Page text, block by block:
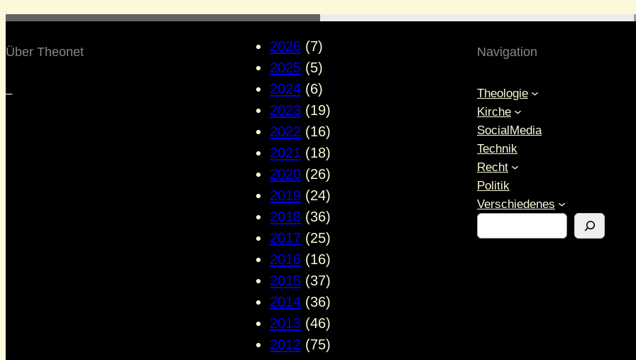
Über Theonet
–
2026 (7)
2025 (5)
2024 (6)
2023 (19)
2022 (16)
2021 (18)
2020 (26)
2019 (24)
2018 (36)
2017 (25)
2016 (16)
2015 (37)
2014 (36)
2013 (46)
2012 (75)
Navigation
Theologie
Kirche
SocialMedia
Technik
Recht
Politik
Verschiedenes
S
u